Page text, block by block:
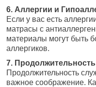
6. Аллергии и
Если у вас есть
матрасы с
материалы могут быть
аллергиков.
7.
Продолжительность
важное соображение.